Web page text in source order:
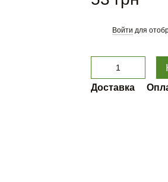
Войти для
Доставка